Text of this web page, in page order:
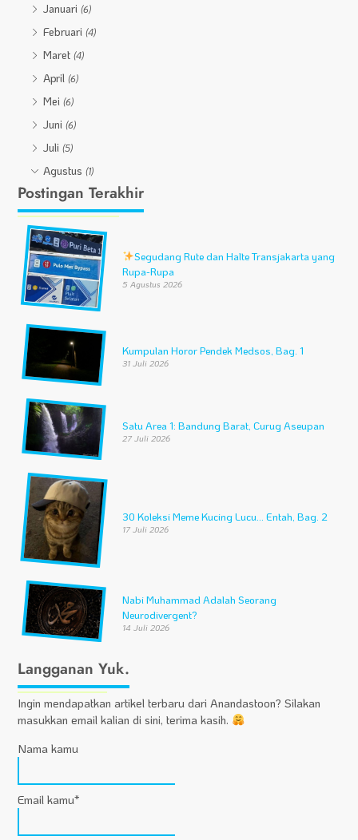
Januari(6)
Februari(4)
Maret(4)
April(6)
Mei(6)
Juni(6)
Juli(5)
Agustus(1)
Postingan Terakhir
Segudang Rute dan Halte Transjakarta yang
Rupa-Rupa
5 Agustus 2026
Kumpulan Horor Pendek Medsos, Bag. 1
31 Juli 2026
Satu Area 1: Bandung Barat, Curug Aseupan
27 Juli 2026
30 Koleksi Meme Kucing Lucu… Entah, Bag. 2
17 Juli 2026
Nabi Muhammad Adalah Seorang
Neurodivergent?
14 Juli 2026
Langganan Yuk.
Ingin mendapatkan artikel terbaru dari Anandastoon? Silakan
masukkan email kalian di sini, terima kasih.
Nama kamu
Email kamu*